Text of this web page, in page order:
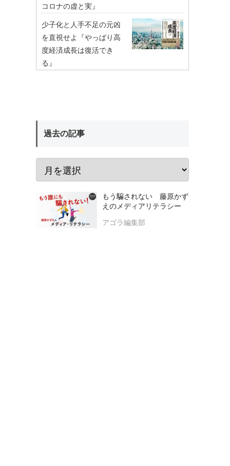
コロナの虚と実』
少子化と人手不足の元凶
を直視せよ『やっぱり高
度経済成長は復活でき
る』
過去の記事
もう騙されない 藤原かず
えのメディアリテラシー
アゴラ編集部